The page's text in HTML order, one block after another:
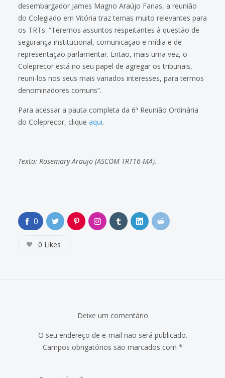
desembargador James Magno Araújo Farias, a reunião
do Colegiado em Vitória traz temas muito relevantes para
os TRTs: “Teremos assuntos respeitantes à questão de
segurança institucional, comunicação e mídia e de
representação parlamentar. Então, mais uma vez, o
Coleprecor está no seu papel de agregar os tribunais,
reuni-los nos seus mais variados interesses, para termos
denominadores comuns”.
Para acessar a pauta completa da 6ª Reunião Ordinária
do Coleprecor, clique aqui.
Texto: Rosemary Araujo (ASCOM TRT16-MA).
0
0 Likes
Deixe um comentário
O seu endereço de e-mail não será publicado.
Campos obrigatórios são marcados com *